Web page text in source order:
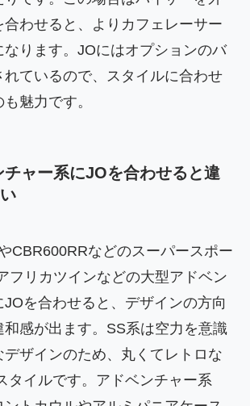
合わせると、よりカフェレーサー
なります。JOにはオプションのバ
れているので、スタイルに合わせ
魅力です。
チャー系にJOを合わせると違
CBR600RRなどのスーパースポー
フリカツインなどの大型アドベン
を合わせると、デザインの方向
感が出ます。SS系は空力を意識
デザインのため、丸くてレトロな
タイルです。アドベンチャー系